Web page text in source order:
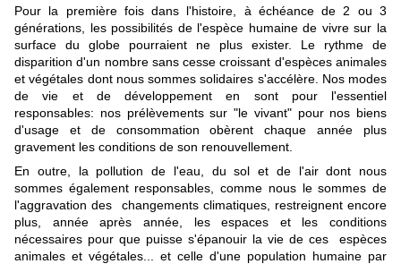
Pour la première fois dans l'histoire, à échéance de 2 ou 3
générations, les possibilités de l'espèce humaine de vivre sur la
surface du globe pourraient ne plus exister. Le rythme de
disparition d'un nombre sans cesse croissant d'espèces animales
et végétales dont nous sommes solidaires s'accélère. Nos modes
de vie et de développement en sont pour l'essentiel
responsables: nos prélèvements sur "le vivant" pour nos biens
d'usage et de consommation obèrent chaque année plus
gravement les conditions de son renouvellement.
En outre, la pollution de l'eau, du sol et de l'air dont nous
sommes également responsables, comme nous le sommes de
l'aggravation des changements climatiques, restreignent encore
plus, année après année, les espaces et les conditions
nécessaires pour que puisse s'épanouir la vie de ces espèces
animales et végétales... et celle d'une population humaine par